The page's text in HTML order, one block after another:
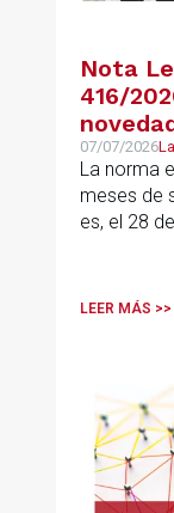
Nota
416/
07/07/2026
La norma
meses de
es, el 28
LEER MÁS >>